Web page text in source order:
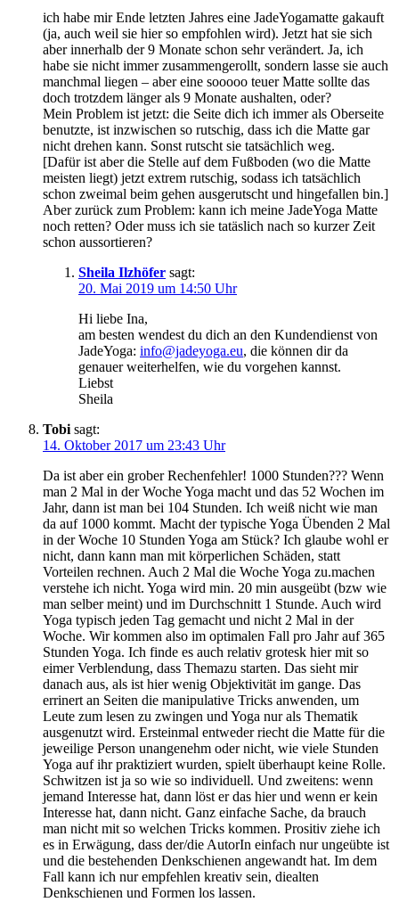
ich habe mir Ende letzten Jahres eine JadeYogamatte gakauft
(ja, auch weil sie hier so empfohlen wird). Jetzt hat sie sich
aber innerhalb der 9 Monate schon sehr verändert. Ja, ich
habe sie nicht immer zusammengerollt, sondern lasse sie auch
manchmal liegen – aber eine sooooo teuer Matte sollte das
doch trotzdem länger als 9 Monate aushalten, oder?
Mein Problem ist jetzt: die Seite dich ich immer als Oberseite
benutzte, ist inzwischen so rutschig, dass ich die Matte gar
nicht drehen kann. Sonst rutscht sie tatsächlich weg.
[Dafür ist aber die Stelle auf dem Fußboden (wo die Matte
meisten liegt) jetzt extrem rutschig, sodass ich tatsächlich
schon zweimal beim gehen ausgerutscht und hingefallen bin.]
Aber zurück zum Problem: kann ich meine JadeYoga Matte
noch retten? Oder muss ich sie tatäslich nach so kurzer Zeit
schon aussortieren?
Sheila Ilzhöfer sagt:
20. Mai 2019 um 14:50 Uhr
Hi liebe Ina,
am besten wendest du dich an den Kundendienst von
JadeYoga: info@jadeyoga.eu, die können dir da
genauer weiterhelfen, wie du vorgehen kannst.
Liebst
Sheila
Tobi sagt:
14. Oktober 2017 um 23:43 Uhr
Da ist aber ein grober Rechenfehler! 1000 Stunden??? Wenn
man 2 Mal in der Woche Yoga macht und das 52 Wochen im
Jahr, dann ist man bei 104 Stunden. Ich weiß nicht wie man
da auf 1000 kommt. Macht der typische Yoga Übenden 2 Mal
in der Woche 10 Stunden Yoga am Stück? Ich glaube wohl er
nicht, dann kann man mit körperlichen Schäden, statt
Vorteilen rechnen. Auch 2 Mal die Woche Yoga zu.machen
verstehe ich nicht. Yoga wird min. 20 min ausgeübt (bzw wie
man selber meint) und im Durchschnitt 1 Stunde. Auch wird
Yoga typisch jeden Tag gemacht und nicht 2 Mal in der
Woche. Wir kommen also im optimalen Fall pro Jahr auf 365
Stunden Yoga. Ich finde es auch relativ grotesk hier mit so
eimer Verblendung, dass Themazu starten. Das sieht mir
danach aus, als ist hier wenig Objektivität im gange. Das
errinert an Seiten die manipulative Tricks anwenden, um
Leute zum lesen zu zwingen und Yoga nur als Thematik
ausgenutzt wird. Ersteinmal entweder riecht die Matte für die
jeweilige Person unangenehm oder nicht, wie viele Stunden
Yoga auf ihr praktiziert wurden, spielt überhaupt keine Rolle.
Schwitzen ist ja so wie so individuell. Und zweitens: wenn
jemand Interesse hat, dann löst er das hier und wenn er kein
Interesse hat, dann nicht. Ganz einfache Sache, da brauch
man nicht mit so welchen Tricks kommen. Prositiv ziehe ich
es in Erwägung, dass der/die AutorIn einfach nur ungeübte ist
und die bestehenden Denkschienen angewandt hat. Im dem
Fall kann ich nur empfehlen kreativ sein, diealten
Denkschienen und Formen los lassen.